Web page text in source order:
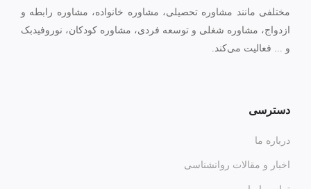
مختلفی مانند مشاوره تحصیلی، مشاوره خانواده، مشاوره رابطه و
ازدواج، مشاوره شغلی و توسعه فردی، مشاوره کودکان، نوروفیدبک
و ... فعالیت می‌کند.
دسترسی
درباره ما
اخبار و مقالات روانشناسی